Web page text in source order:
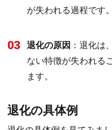
が失われる過程です。
03 退化の原因 ：退化は
ない特徴が失われる
ます。
退化の具体例